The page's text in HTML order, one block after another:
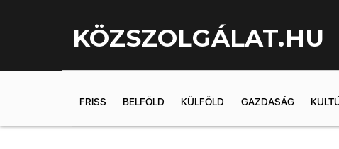
KÖZSZOLGÁLAT.HU
FRISS BELFÖLD KÜLFÖLD GAZDASÁG